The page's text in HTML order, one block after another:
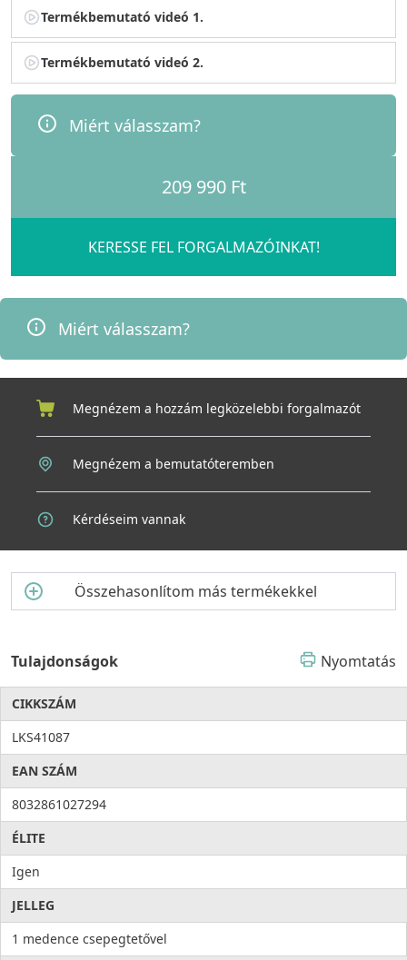
Termékbemutató videó 1.
Termékbemutató videó 2.
Miért válasszam?
209 990 Ft
KERESSE FEL FORGALMAZÓINKAT!
Miért válasszam?
Megnézem a hozzám legközelebbi forgalmazót
Megnézem a bemutatóteremben
Kérdéseim vannak
Összehasonlítom más termékekkel
Tulajdonságok Nyomtatás
CIKKSZÁM
LKS41087
EAN SZÁM
8032861027294
ÉLITE
Igen
JELLEG
1 medence csepegtetővel